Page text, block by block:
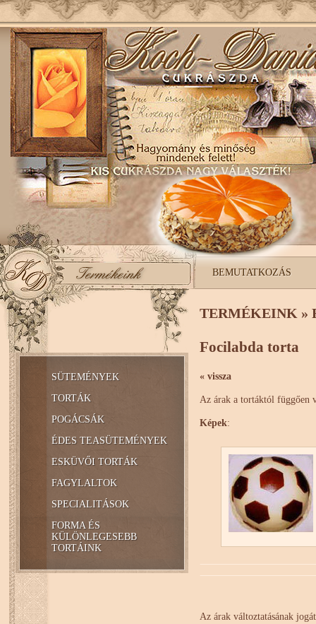
BEMUTATKOZÁS
SÜTEMÉNYEK
TORTÁK
POGÁCSÁK
ÉDES TEASÜTEMÉNYEK
ESKÜVŐI TORTÁK
FAGYLALTOK
SPECIALITÁSOK
FORMA ÉS
KÜLÖNLEGESEBB
TORTÁINK
TERMÉKEINK »
Focilabda torta
« vissza
Az árak a tortáktól függően
Képek:
Az árak változtatásának